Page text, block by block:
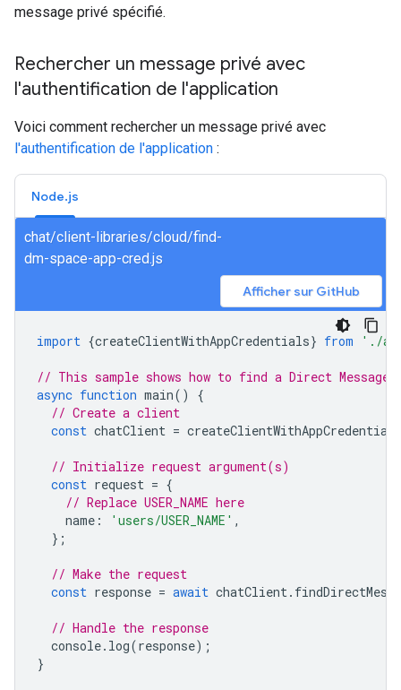
message privé spécifié.
Rechercher un message privé avec
l'authentification de l'application
Voici comment rechercher un message privé avec
l'authentification de l'application :
Node.js
chat/client-libraries/cloud/find-
dm-space-app-cred.js
Afficher sur GitHub
import {createClientWithAppCredentials} from './
// This sample shows how to find a Direct Message
async function main()
{
// Create a client
const chatClient = createClientWithAppCredentials
// Initialize request argument(s)
const request = {
// Replace USER_NAME here
name : 'users/USER_NAME' ,
};
// Make the request
const response = await chatClient.
// Handle the response
console. log(response);
}